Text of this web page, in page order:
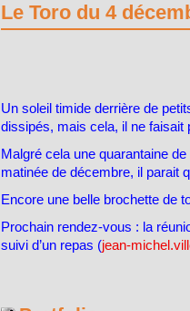
Le Toro du 4
Un soleil timide derrière de
dissipés, mais cela, il ne faisait
Malgré cela une quarantaine
matinée de décembre, il parait
Encore une belle brochette de
Prochain rendez-vous : la
suivi d’un repas (jean-